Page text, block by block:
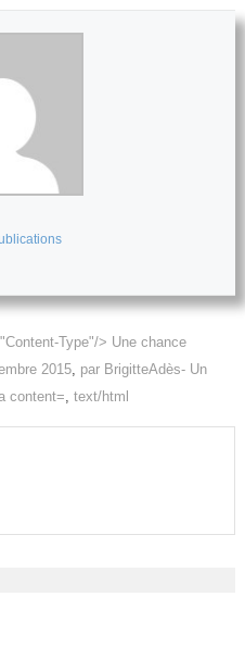
Type"/> Une chance
2015, par BrigitteAdès- Un
content=, text/html